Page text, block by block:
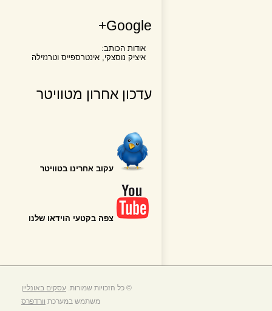
Google+
אודות הכותב:
איציק נוסצקי, אינטרספייס וטרנזילה
עדכון אחרון מטוויטר
עקוב אחרינו בטוויטר
צפה בקטעי הוידאו שלנו
© כל הזכויות שמורות.עסקים באונליין
משתמש במערכתוורדפרס